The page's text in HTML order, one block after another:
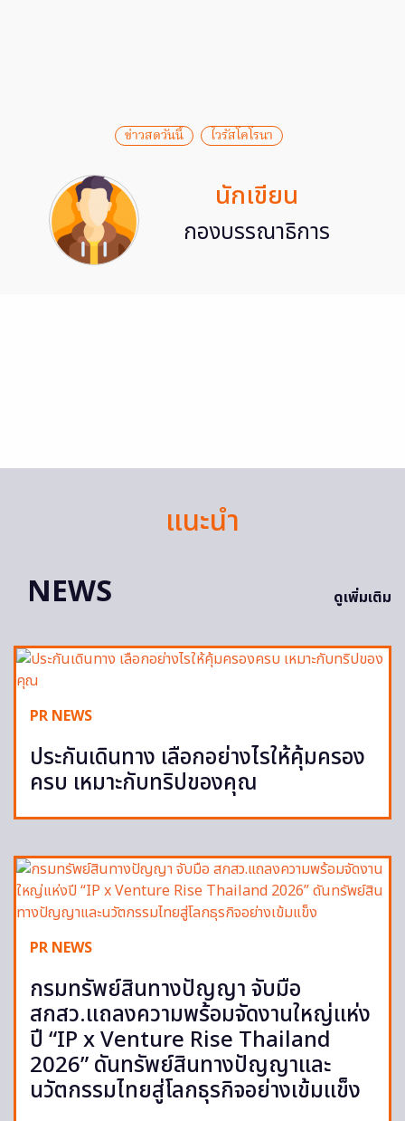
ข่าวสดวันนี้ ไวรัสโคโรนา
นักเขียน
กองบรรณาธิการ
แนะนำ
NEWS
ดูเพิ่มเติม
PR NEWS
ประกันเดินทาง เลือกอย่างไรให้คุ้มครอง
ครบ เหมาะกับทริปของคุณ
PR NEWS
กรมทรัพย์สินทางปัญญา จับมือ
สกสว.แถลงความพร้อมจัดงานใหญ่แห่ง
ปี “IP x Venture Rise Thailand
2026” ดันทรัพย์สินทางปัญญาและ
นวัตกรรมไทยสู่โลกธุรกิจอย่างเข้มแข็ง